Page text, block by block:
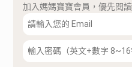
加入媽媽寶寶會員，優先閱